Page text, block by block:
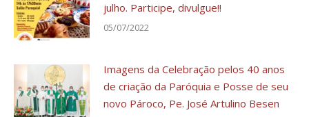
julho. Participe, divulgue!!
05/07/2022
Imagens da Celebração pelos 40 anos
de criação da Paróquia e Posse de seu
novo Pároco, Pe. José Artulino Besen